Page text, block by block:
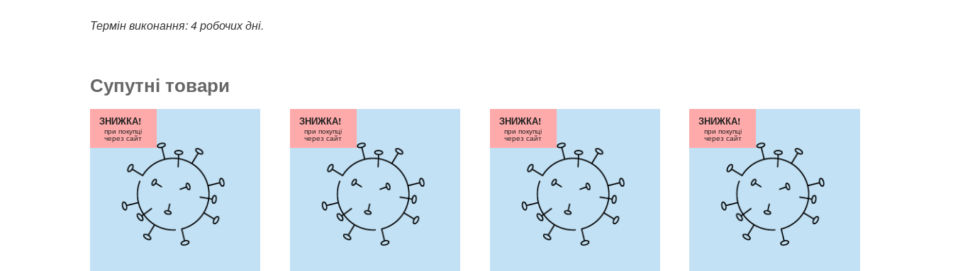
Термін виконання: 4 робочих дні.
Супутні товари
ЗНИЖКА!
при покупці
через сайт
ЗНИЖКА!
при покупці
через сайт
ЗНИЖКА!
при покупці
через сайт
ЗНИЖКА!
при покупці
через сайт